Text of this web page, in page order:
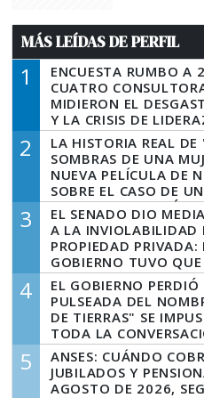
MÁS LEÍDAS DE PERFIL
1
ENCUESTA RUMBO A
CUATRO
MIDIERON EL
Y LA CRISIS DE
PERONISMO
2
LA HISTORIA REAL DE
SOMBRAS DE UNA
NUEVA PELÍCULA DE
SOBRE EL CASO DE
QUE DESCUARTIZÓ A
MARIDO
3
EL SENADO DIO
A LA INVIOLABILIDAD
PROPIEDAD PRIVADA:
GOBIERNO TUVO QUE
LA LEY DEL MANEJO
4
EL GOBIERNO PERDIÓ
PULSEADA DEL
DE TIERRAS" SE
TODA LA
DIGITAL
5
ANSES: CUÁNDO
JUBILADOS Y
AGOSTO DE 2026,